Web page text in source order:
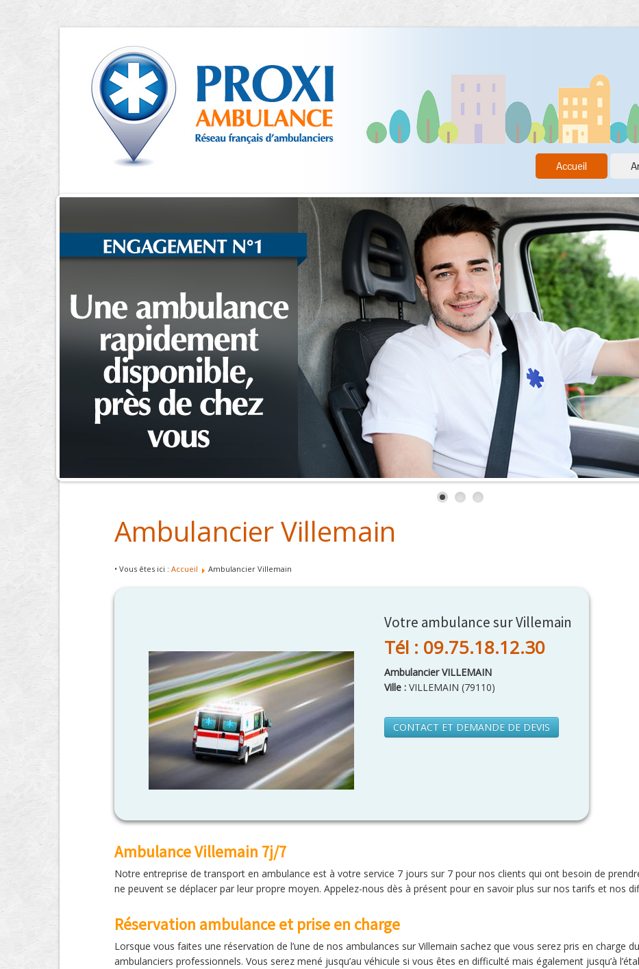
Accueil
Ambulancier Villemain
• Vous êtes ici : Accueil Ambulancier Villemain
Votre ambulance sur Villemain
Tél : 09.75.18.12.30
Ambulancier VILLEMAIN
Ville : VILLEMAIN (79110)
CONTACT ET DEMANDE DE DEVIS
Ambulance Villemain 7j/7
Notre entreprise de transport en ambulance est à votre service 7 jours sur 7 pour nos clients qui ont besoin de
ne peuvent se déplacer par leur propre moyen. Appelez-nous dès à présent pour en savoir plus sur nos tarifs et nos
Réservation ambulance et prise en charge
Lorsque vous faites une réservation de l’une de nos ambulances sur Villemain sachez que vous serez pris en charge
ambulanciers professionnels. Vous serez mené jusqu’au véhicule si vous êtes en difficulté mais également jusqu’à